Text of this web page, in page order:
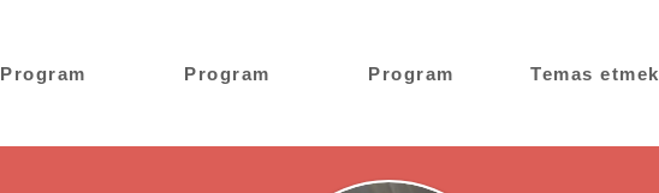
Program Program Program Temas etmek